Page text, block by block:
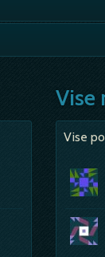
s-ar putea sa
in fata celorlalti;
Mai
perioadaVise
Vise